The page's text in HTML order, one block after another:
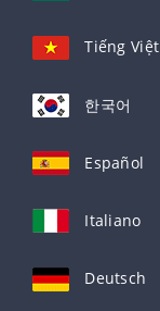
Tiếng Việt
한국어
Español
Italiano
Deutsch